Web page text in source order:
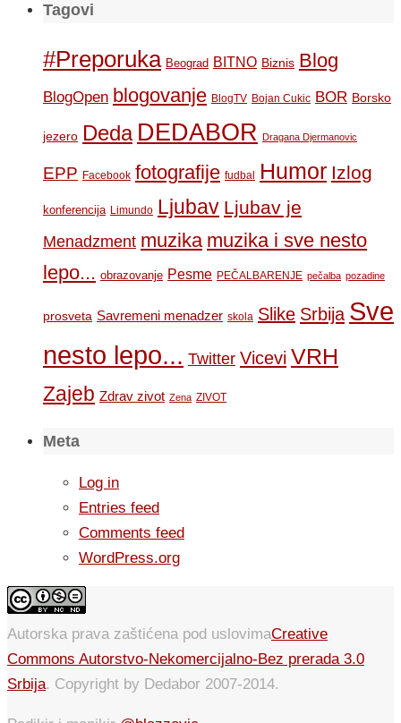
Tagovi
#Preporuka Beograd BITNO Biznis Blog
BlogOpen blogovanje BlogTV Bojan Cukic BOR Borsko
jezero Deda DEDABOR Dragana Djermanovic
EPP Facebook fotografije fudbal Humor Izlog
konferencija Limundo Ljubav Ljubav je
Menadzment muzika muzika i sve nesto
lepo... obrazovanje Pesme PEČALBARENJE pečalba pozadine
prosveta Savremeni menadzer skola Slike Srbija Sve
nesto lepo... Twitter Vicevi VRH
Zajeb Zdrav zivot Zena ZIVOT
Meta
Log in
Entries feed
Comments feed
WordPress.org
Autorska prava zaštićena pod uslovimaCreative
Commons Autorstvo-Nekomercijalno-Bez prerada 3.0
Srbija. Copyright by Dedabor 2007-2014.